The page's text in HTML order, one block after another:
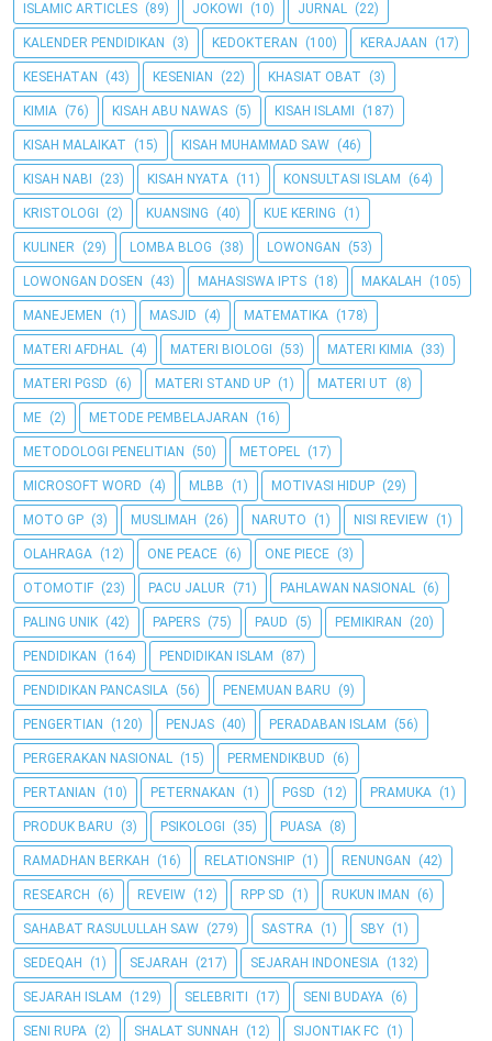
ISLAMIC ARTICLES (89) JOKOWI (10) JURNAL (22)
KALENDER PENDIDIKAN (3) KEDOKTERAN (100) KERAJAAN (17)
KESEHATAN (43) KESENIAN (22) KHASIAT OBAT (3)
KIMIA (76) KISAH ABU NAWAS (5) KISAH ISLAMI (187)
KISAH MALAIKAT (15) KISAH MUHAMMAD SAW (46)
KISAH NABI (23) KISAH NYATA (11) KONSULTASI ISLAM (64)
KRISTOLOGI (2) KUANSING (40) KUE KERING (1)
KULINER (29) LOMBA BLOG (38) LOWONGAN (53)
LOWONGAN DOSEN (43) MAHASISWA IPTS (18) MAKALAH (105)
MANEJEMEN (1) MASJID (4) MATEMATIKA (178)
MATERI AFDHAL (4) MATERI BIOLOGI (53) MATERI KIMIA (33)
MATERI PGSD (6) MATERI STAND UP (1) MATERI UT (8)
ME (2) METODE PEMBELAJARAN (16)
METODOLOGI PENELITIAN (50) METOPEL (17)
MICROSOFT WORD (4) MLBB (1) MOTIVASI HIDUP (29)
MOTO GP (3) MUSLIMAH (26) NARUTO (1) NISI REVIEW (1)
OLAHRAGA (12) ONE PEACE (6) ONE PIECE (3)
OTOMOTIF (23) PACU JALUR (71) PAHLAWAN NASIONAL (6)
PALING UNIK (42) PAPERS (75) PAUD (5) PEMIKIRAN (20)
PENDIDIKAN (164) PENDIDIKAN ISLAM (87)
PENDIDIKAN PANCASILA (56) PENEMUAN BARU (9)
PENGERTIAN (120) PENJAS (40) PERADABAN ISLAM (56)
PERGERAKAN NASIONAL (15) PERMENDIKBUD (6)
PERTANIAN (10) PETERNAKAN (1) PGSD (12) PRAMUKA (1)
PRODUK BARU (3) PSIKOLOGI (35) PUASA (8)
RAMADHAN BERKAH (16) RELATIONSHIP (1) RENUNGAN (42)
RESEARCH (6) REVEIW (12) RPP SD (1) RUKUN IMAN (6)
SAHABAT RASULULLAH SAW (279) SASTRA (1) SBY (1)
SEDEQAH (1) SEJARAH (217) SEJARAH INDONESIA (132)
SEJARAH ISLAM (129) SELEBRITI (17) SENI BUDAYA (6)
SENI RUPA (2) SHALAT SUNNAH (12) SIJONTIAK FC (1)